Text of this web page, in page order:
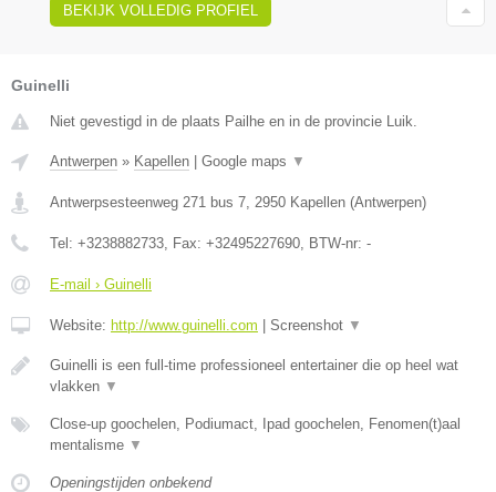
BEKIJK VOLLEDIG PROFIEL
Guinelli
Niet gevestigd in de plaats Pailhe en in de provincie Luik.
Antwerpen » Kapellen Google maps ▼
Antwerpsesteenweg 271 bus 7 2950 Kapellen (Antwerpen)
Tel: +3238882733 , Fax: +32495227690 , BTW-nr: -
E-mail › Guinelli
Website: http://www.guinelli.com Screenshot ▼
Guinelli is een full-time professioneel entertainer die op heel wat
vlakken ▼
Close-up goochelen, Podiumact, Ipad goochelen, Fenomen(t)aal
mentalisme ▼
Openingstijden onbekend